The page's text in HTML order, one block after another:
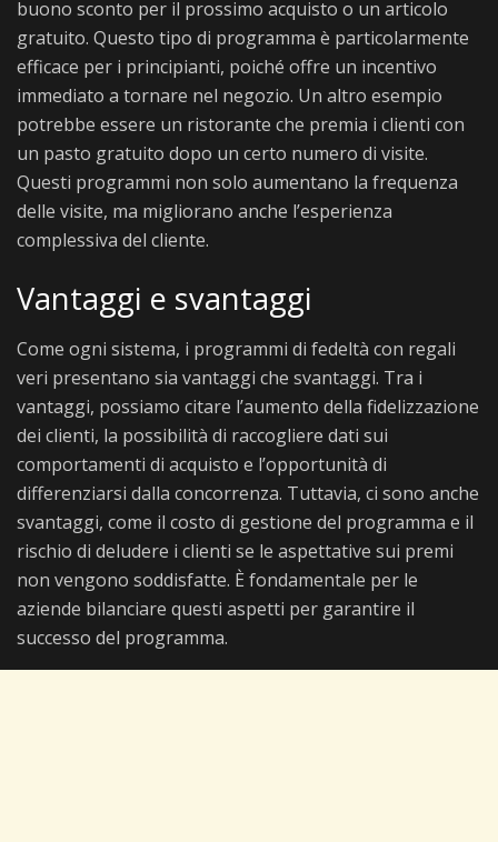
buono sconto per il prossimo acquisto o un articolo
gratuito. Questo tipo di programma è particolarmente
efficace per i principianti, poiché offre un incentivo
immediato a tornare nel negozio. Un altro esempio
potrebbe essere un ristorante che premia i clienti con
un pasto gratuito dopo un certo numero di visite.
Questi programmi non solo aumentano la frequenza
delle visite, ma migliorano anche l’esperienza
complessiva del cliente.
Vantaggi e svantaggi
Come ogni sistema, i programmi di fedeltà con regali
veri presentano sia vantaggi che svantaggi. Tra i
vantaggi, possiamo citare l’aumento della fidelizzazione
dei clienti, la possibilità di raccogliere dati sui
comportamenti di acquisto e l’opportunità di
differenziarsi dalla concorrenza. Tuttavia, ci sono anche
svantaggi, come il costo di gestione del programma e il
rischio di deludere i clienti se le aspettative sui premi
non vengono soddisfatte. È fondamentale per le
aziende bilanciare questi aspetti per garantire il
successo del programma.